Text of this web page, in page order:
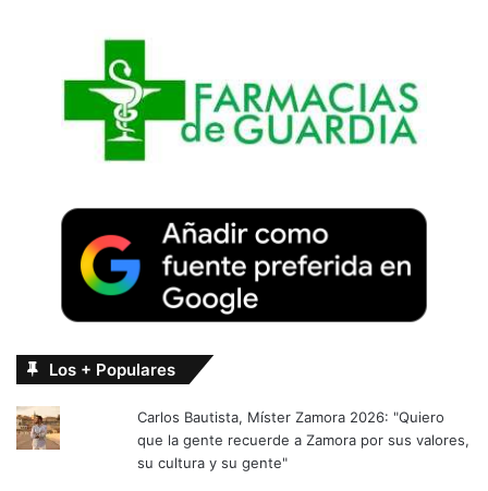
Los + Populares
Carlos Bautista, Míster Zamora 2026: "Quiero
que la gente recuerde a Zamora por sus valores,
su cultura y su gente"